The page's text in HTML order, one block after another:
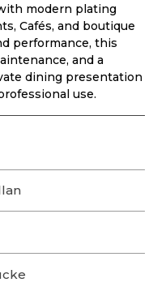
modern plating
, Cafés, and boutique
performance, this
, and a
dining presentation
use.